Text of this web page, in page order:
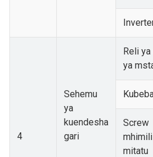
4
Sehemu
ya
kuendesha
gari
Reli
ya
mhimili
mitatu